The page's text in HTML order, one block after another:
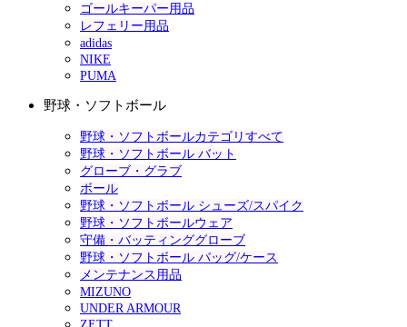
ゴールキーパー用品
レフェリー用品
adidas
NIKE
PUMA
野球・ソフトボール
野球・ソフトボールカテゴリすべて
野球・ソフトボール バット
グローブ・グラブ
ボール
野球・ソフトボール シューズ/スパイク
野球・ソフトボールウェア
守備・バッティンググローブ
野球・ソフトボール バッグ/ケース
メンテナンス用品
MIZUNO
UNDER ARMOUR